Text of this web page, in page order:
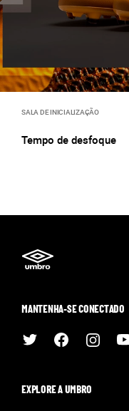
SALA DE INICIALIZAÇÃO
Tempo de desfoque
MANTENHA-SE CONECTADO
EXPLORE A UMBRO